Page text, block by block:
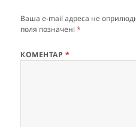
Ваша e-mail адреса не
поля позначені*
КОМЕНТАР *